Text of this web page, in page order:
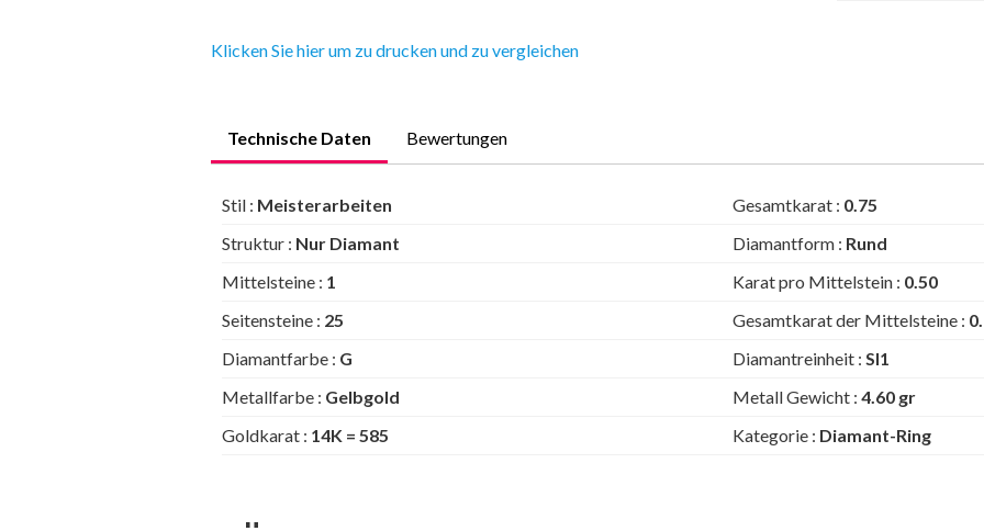
Klicken Sie hier um zu drucken und zu vergleichen
Technische Daten Bewertungen
Stil : Meisterarbeiten Gesamtkarat : 0.75
Struktur : Nur Diamant Diamantform : Rund
Mittelsteine : 1 Karat pro Mittelstein : 0.50
Seitensteine : 25 Gesamtkarat der Mittelsteine :
Diamantfarbe : G Diamantreinheit : SI1
Metallfarbe : Gelbgold Metall Gewicht : 4.60 gr
Goldkarat : 14K = 585 Kategorie : Diamant-Ring